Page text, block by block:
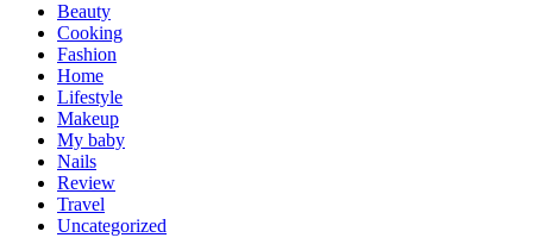
Beauty
Cooking
Fashion
Home
Lifestyle
Makeup
My baby
Nails
Review
Travel
Uncategorized